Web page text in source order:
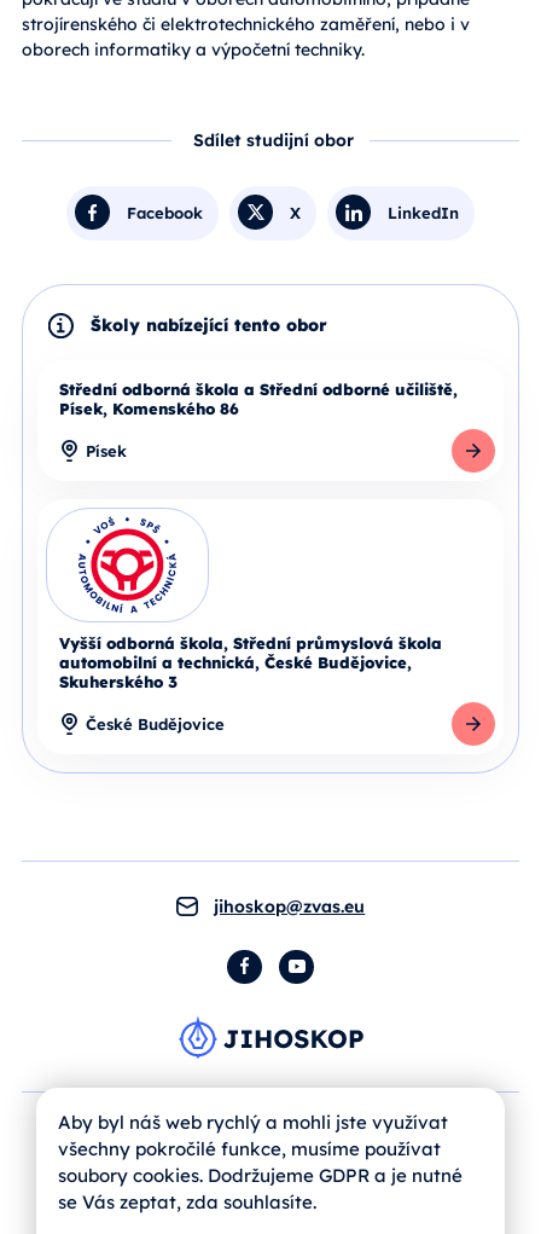
strojírenského či elektrotechnického zaměření, nebo i v
oborech informatiky a výpočetní techniky.
Sdílet studijní obor
Facebook X LinkedIn
Školy nabízející tento obor
Střední odborná škola a Střední odborné učiliště,
Písek, Komenského 86
Písek
Vyšší odborná škola, Střední průmyslová škola
automobilní a technická, České Budějovice,
Skuherského 3
České Budějovice
Detail školy
jihoskop@zvas.eu
FacebookYouTube
Aby byl náš web rychlý a mohli jste využívat
všechny pokročilé funkce, musíme používat
soubory cookies. Dodržujeme GDPR a je nutné
se Vás zeptat, zda souhlasíte.